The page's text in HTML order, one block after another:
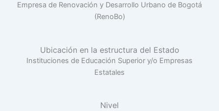
Empresa de Renovación y Desarrollo Urbano de Bogotá
(RenoBo)
Ubicación en la estructura del Estado
Instituciones de Educación Superior y/o Empresas
Estatales
Nivel